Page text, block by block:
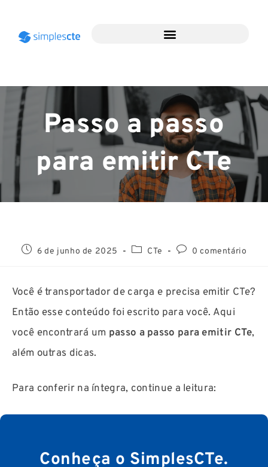
Passo a passo
para emitir CTe
6 de junho de 2025 CTe 0 comentário
Você é transportador de carga e precisa emitir CTe?
Então esse conteúdo foi escrito para você. Aqui
você encontrará um passo a passo para emitir CTe,
além outras dicas.
Para conferir na íntegra, continue a leitura:
Conheça o SimplesCTe.